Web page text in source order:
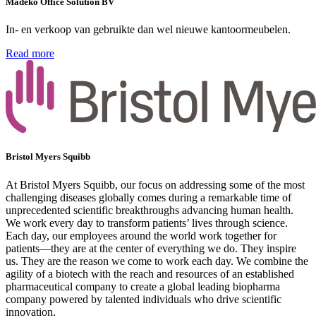
In- en verkoop van gebruikte dan wel nieuwe kantoormeubelen.
Read more
Bristol Myers Squibb
At Bristol Myers Squibb, our focus on addressing some of the most
challenging diseases globally comes during a remarkable time of
unprecedented scientific breakthroughs advancing human health.
We work every day to transform patients’ lives through science.
Each day, our employees around the world work together for
patients—they are at the center of everything we do. They inspire
us. They are the reason we come to work each day. We combine the
agility of a biotech with the reach and resources of an established
pharmaceutical company to create a global leading biopharma
company powered by talented individuals who drive scientific
innovation.